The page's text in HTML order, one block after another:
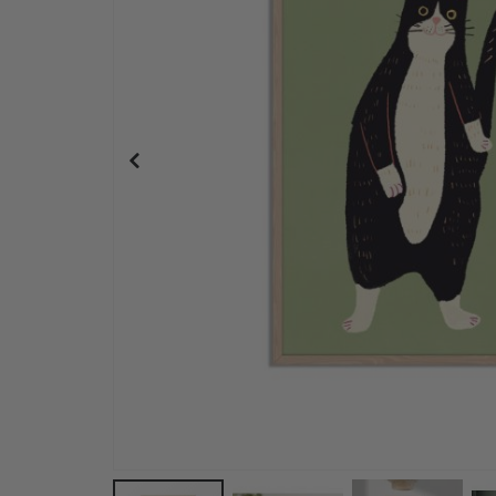
Messer-Set für Klebefolie & Fliesenaufkleber –